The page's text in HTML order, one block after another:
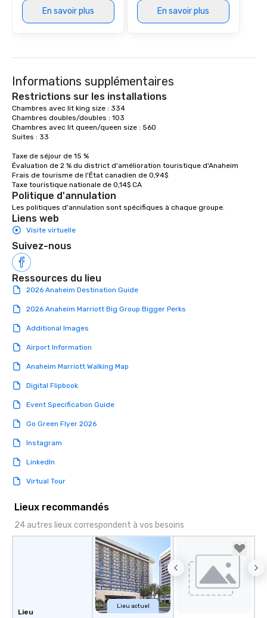
in that "golden hour" energy—where
the music is sophisticated enough for
engaged and energized throughout
decades of experience performing at
weddings all over the planet! We are
ready to provide you with the perfect
soundtrack to enhance every moment
of your special day! From setting the
creating a swinging vibe for cocktail
hour, to providing some sultry sounds
for dinner which lead right into an
unforgettable all night dance party!
Pop Nouveau will be there every step
of the way to make planning your
wedding day a breeze. We have many
options available for every size venue
and every budget.
En savoir plus En savoir plus
Informations supplémentaires
Restrictions sur les installations
Chambres avec lit king size : 334
Chambres doubles/doubles : 103
Chambres avec lit queen/queen size : 560
Suites : 33
Taxe de séjour de 15 %
Évaluation de 2 % du district d'amélioration touristique d'Anaheim
Frais de tourisme de l'État canadien de 0,94$
Taxe touristique nationale de 0,14$ CA
Politique d'annulation
Les politiques d'annulation sont spécifiques à chaque groupe.
Liens web
Visite virtuelle
Suivez-nous
Ressources du lieu
2026 Anaheim Destination Guide
2026 Anaheim Marriott Big Group Bigger Perks
Additional Images
Airport Information
Anaheim Marriott Walking Map
Digital Flipbook
Event Specification Guide
Go Green Flyer 2026
Instagram
LinkedIn
Virtual Tour
Lieux recommandés
24 autres lieux correspondent à vos besoins
Lieu
Lieu actuel